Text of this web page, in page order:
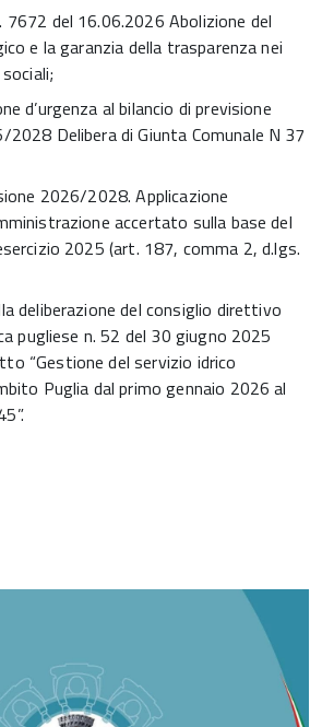
7672 del 16.06.2026 Abolizione del
e la garanzia della trasparenza nei
d’urgenza al bilancio di previsione
Delibera di Giunta Comunale N 37
2026/2028. Applicazione
accertato sulla base del
2025 (art. 187, comma 2, d.lgs.
deliberazione del consiglio direttivo
pugliese n. 52 del 30 giugno 2025
“Gestione del servizio idrico
Puglia dal primo gennaio 2026 al